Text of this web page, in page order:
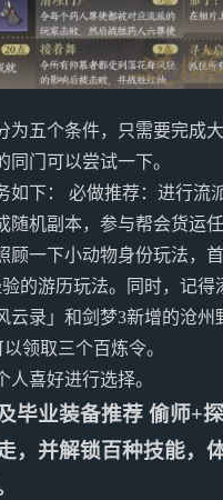
为五个条件，只需要完成
同门可以尝试一下。
如下： 必做推荐：进行流
随机副本，参与帮会货运
顾一下小动物身份玩法，
的游历玩法。同时，记得
云录」和剑梦3新增的沧州
领取三个百炼令。
人喜好进行选择。
毕业装备推荐 偷师+
，并解锁百种技能，